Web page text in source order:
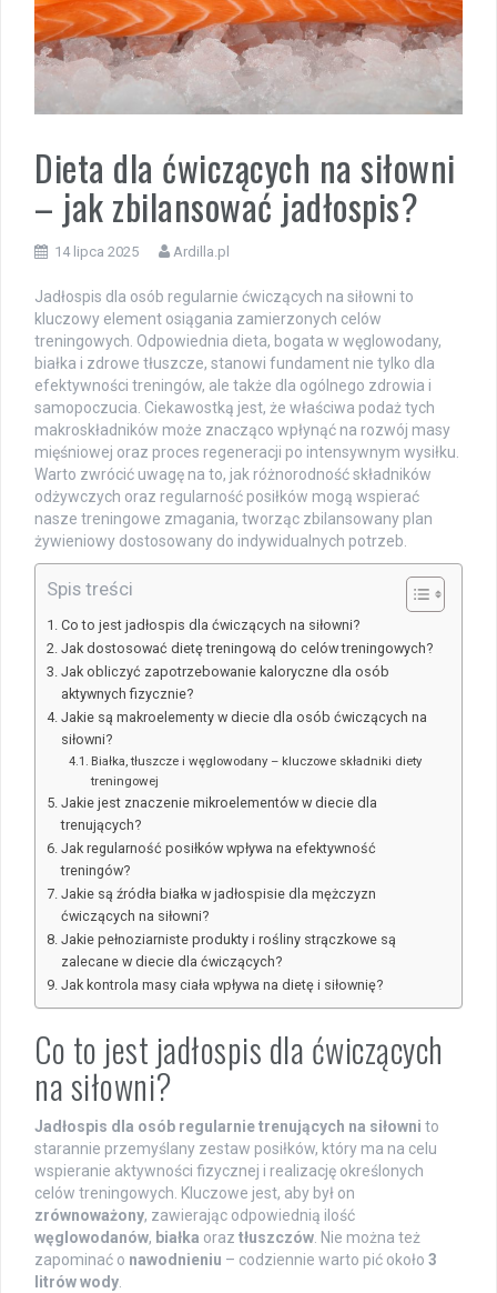
Dieta dla ćwiczących na siłowni
– jak zbilansować jadłospis?
14 lipca 2025 Ardilla.pl
Jadłospis dla osób regularnie ćwiczących na siłowni to
kluczowy element osiągania zamierzonych celów
treningowych. Odpowiednia dieta, bogata w węglowodany,
białka i zdrowe tłuszcze, stanowi fundament nie tylko dla
efektywności treningów, ale także dla ogólnego zdrowia i
samopoczucia. Ciekawostką jest, że właściwa podaż tych
makroskładników może znacząco wpłynąć na rozwój masy
mięśniowej oraz proces regeneracji po intensywnym wysiłku.
Warto zwrócić uwagę na to, jak różnorodność składników
odżywczych oraz regularność posiłków mogą wspierać
nasze treningowe zmagania, tworząc zbilansowany plan
żywieniowy dostosowany do indywidualnych potrzeb.
Spis treści
Co to jest jadłospis dla ćwiczących na siłowni?
Jak dostosować dietę treningową do celów treningowych?
Jak obliczyć zapotrzebowanie kaloryczne dla osób
aktywnych fizycznie?
Jakie są makroelementy w diecie dla osób ćwiczących na
siłowni?
Białka, tłuszcze i węglowodany – kluczowe składniki diety
treningowej
Jakie jest znaczenie mikroelementów w diecie dla
trenujących?
Jak regularność posiłków wpływa na efektywność
treningów?
Jakie są źródła białka w jadłospisie dla mężczyzn
ćwiczących na siłowni?
Jakie pełnoziarniste produkty i rośliny strączkowe są
zalecane w diecie dla ćwiczących?
Jak kontrola masy ciała wpływa na dietę i siłownię?
Co to jest jadłospis dla ćwiczących
na siłowni?
Jadłospis dla osób regularnie trenujących na siłowni to
starannie przemyślany zestaw posiłków, który ma na celu
wspieranie aktywności fizycznej i realizację określonych
celów treningowych. Kluczowe jest, aby był on
zrównoważony, zawierając odpowiednią ilość
węglowodanów, białka oraz tłuszczów. Nie można też
zapominać o nawodnieniu – codziennie warto pić około 3
litrów wody.